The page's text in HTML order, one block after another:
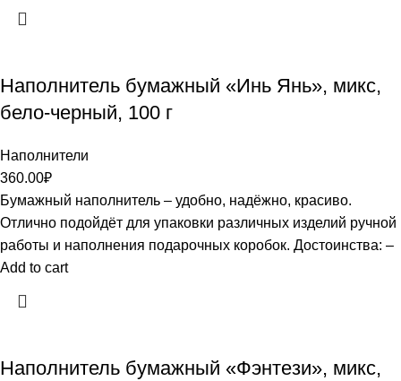
Наполнитель бумажный «Инь Янь», микс,
бело-черный, 100 г
Наполнители
360.00₽
Бумажный наполнитель – удобно, надёжно, красиво.
Отлично подойдёт для упаковки различных изделий ручной
работы и наполнения подарочных коробок. Достоинства: –
Add to cart
Наполнитель бумажный «Фэнтези», микс,